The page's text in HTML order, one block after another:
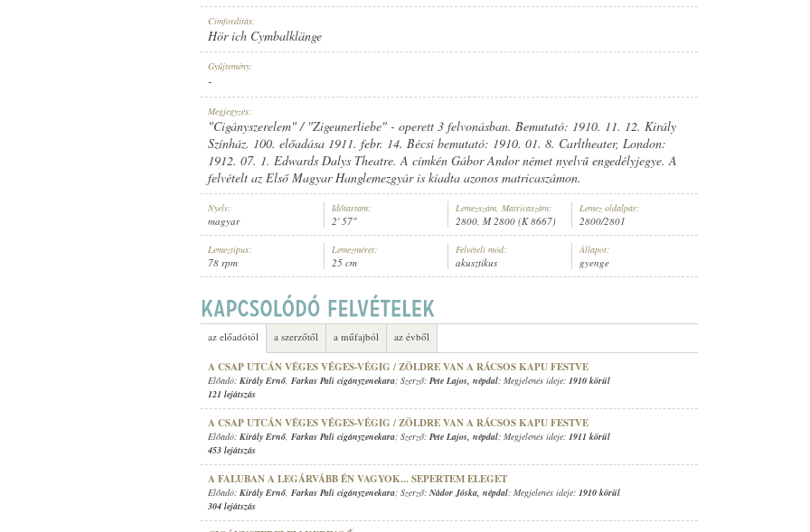
ELŐADÓ: FARKAS PALI CIGÁNYZENEKARA
2800
Címfordítás:
Hör ich Cymbalklänge
Gyűjtemény:
-
Megjegyzés:
"Cigányszerelem" / "Zigeunerliebe" - operett 3 felvonásban. Bemutató: 1910. 11. 12. Király
Színház. 100. előadása 1911. febr. 14. Bécsi bemutató: 1910. 01. 8. Carltheater, London:
1912. 07. 1. Edwards Dalys Theatre. A címkén Gábor Andor német nyelvű engedélyjegye. A
felvételt az Első Magyar Hanglemezgyár is kiadta azonos matricaszámon.
Nyelv:
magyar
Időtartam:
2' 57"
Lemezszám, Matricaszám:
2800, M 2800 (K 8667)
Lemez oldalpár:
2800/2801
Lemeztípus:
78 rpm
Lemezméret:
25 cm
Felvételi mód:
akusztikus
Állapot:
gyenge
az előadótól a szerzőtől a műfajból az évből
A CSAP UTCÁN VÉGES VÉGES-VÉGIG / ZÖLDRE VAN A RÁCSOS KAPU FESTVE
Előadó: Király Ernő, Farkas Pali cigányzenekara; Szerző: Pete Lajos, népdal; Megjelenés ideje: 1910 körül
121 lejátszás
A CSAP UTCÁN VÉGES VÉGES-VÉGIG / ZÖLDRE VAN A RÁCSOS KAPU FESTVE
Előadó: Király Ernő, Farkas Pali cigányzenekara; Szerző: Pete Lajos, népdal; Megjelenés ideje: 1911 körül
453 lejátszás
A FALUBAN A LEGÁRVÁBB ÉN VAGYOK... SEPERTEM ELEGET
Előadó: Király Ernő, Farkas Pali cigányzenekara; Szerző: Nádor Jóska, népdal; Megjelenés ideje: 1910 körül
304 lejátszás